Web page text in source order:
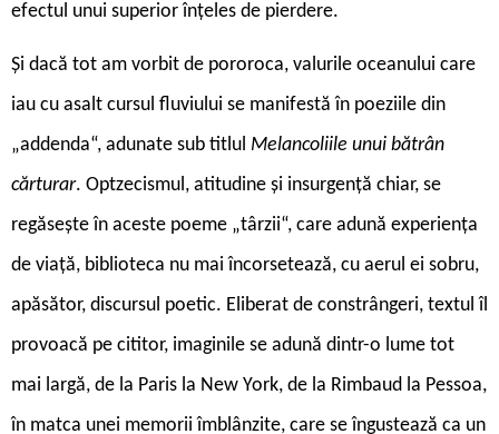
efectul unui superior înțeles de pierdere.
Și dacă tot am vorbit de pororoca, valurile oceanului care
iau cu asalt cursul fluviului se manifestă în poeziile din
„addenda“, adunate sub titlul Melancoliile unui bătrân
cărturar. Optzecismul, atitudine și insurgență chiar, se
regăsește în aceste poeme „târzii“, care adună experiența
de viață, biblioteca nu mai încorsetează, cu aerul ei sobru,
apăsător, discursul poetic. Eliberat de constrângeri, textul îl
provoacă pe cititor, imaginile se adună dintr-o lume tot
mai largă, de la Paris la New York, de la Rimbaud la Pessoa,
în matca unei memorii îmblânzite, care se îngustează ca un